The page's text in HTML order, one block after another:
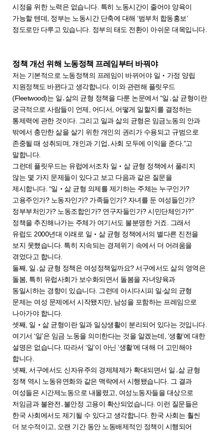
시정을 위한 노력은 없습니다. 특히 노동시간이 줄어야 양육이
가능할 텐데, 정부는 노동시간 단축에 대해 ‘범부처 합동홍보’
정도로만 다루고 있습니다. 정부의 태도 전환이 아쉬운 대목입니다.
정책 개선 위해 노동정책 프레임부터 바꿔야
저는 기본적으로 노동정책의 프레임이 바뀌어야 일‧가정 양립
지원정책도 바뀐다고 생각합니다. 이와 관련해 플릿우드
(Fleetwood)는 일․삶의 균형 정책을 다룬 논문에서 “일․삶 균형이란
궁극적으로 사람들이 언제, 어디서, 어떻게 일할지를 결정하는
통제력에 관한 것이다. 그리고 일과 삶의 균형은 임금노동의 안과
밖에서 충만한 삶을 살기 위한 개인의 권리가 수용되고 규범으로
존중될 때 성취되며, 개인과 기업․사회 모두에 이익을 준다.”고
말합니다.
그런데 플릿우드는 유럽에서조차 일‧삶 균형 정책에서 풀리지
않는 몇 가지 문제들이 있다고 보고 다음과 같은 질문을
제시합니다. “일‧삶 균형 의제를 제기하는 주체는 누구인가?
고용주인가? 노동자인가? 가족들인가? 자녀를 둔 여성들인가?
정부부처인가? 노동조합인가? 연구자들인가? 시민단체인가?”
정책을 추진해나가는 주체가 여기서도 불분명한 거죠. 그래서
유럽도 2000년대 이래로 일‧삶 균형 정책에서의 별다른 진전을
보지 못했습니다. 특히 지속되는 경제위기 속에서 더 어려움을
겪었다고 합니다.
둘째, 일․삶 균형 정책은 여성정책일까요? 서구에서도 삶의 영역은
돌봄, 특히 유럽사회가 보수화되면서 돌봄을 자녀양육과
동일시하는 경향이 있습니다. 그런데 아시다시피 일‧삶의 균형
문제는 여성 문제에서 시작됐지만, 남성을 포함하는 프레임으로
나아가야 합니다.
셋째, 일‧삶 균형이란 일과 일상생활이 분리되어 있다는 것입니다.
여기서 ‘일’은 임금 노동을 의미한다는 것을 알겠는데, ‘생활’에 대한
설명은 없습니다. 따라서 ‘일’이 아닌 ‘생활’에 대해 더 고민해야
합니다.
넷째, 서구에서도 신자유주의 경제체제가 확대되면서 일․삶 균형
정책 역시 노동유연화와 같은 맥락에서 시행됐습니다. 그 결과
여성들은 시간제노동으로 내몰렸고, 여성노동자들을 대상으로
저임금과 불완전․불안정 고용이 확산되었습니다. 이런 질문들은
한국 사회에서도 제기될 수 있다고 생각합니다. 한국 사회는 훨씬
더 보수적이고, 오랜 기간 동안 노동배제적인 정책이 시행되어